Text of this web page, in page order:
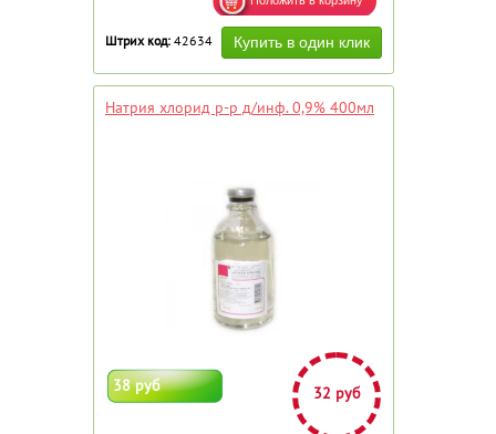
Штрих код: 42634
Натрия хлорид р-р д/инф. 0,9% 400мл
38 руб 32 руб